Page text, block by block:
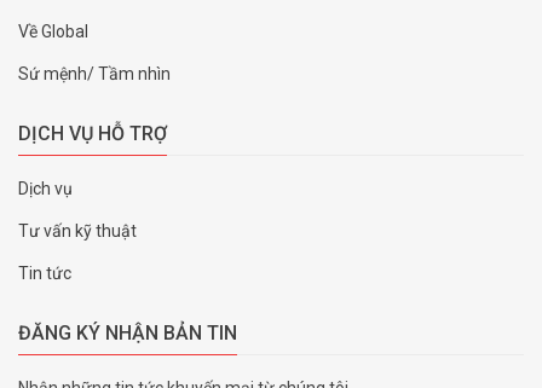
Về Global
Sứ mệnh/ Tầm nhìn
DỊCH VỤ HỖ TRỢ
Dịch vụ
Tư vấn kỹ thuật
Tin tức
ĐĂNG KÝ NHẬN BẢN TIN